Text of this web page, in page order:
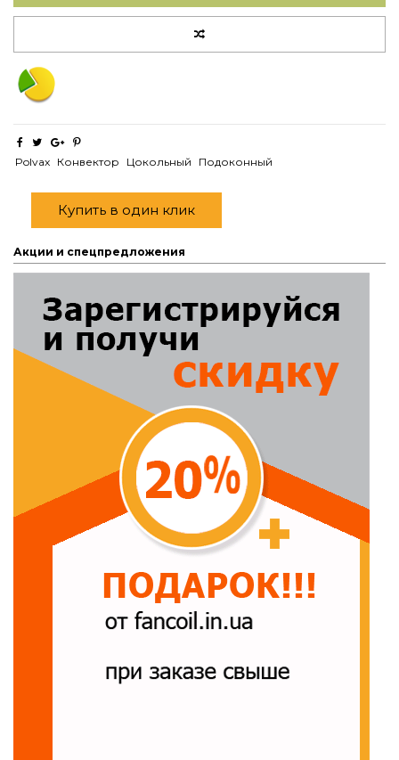
Polvax Конвектор Цокольный Подоконный
Купить в один клик
Акции и спецпредложения